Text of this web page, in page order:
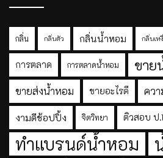
กลิ่น กลิ่นตัว กลิ่นน้ำหอม กลิ่นเห
การตลาด การตลาดน้ำหอม ขาย
ขายส่งน้ำหอม ขายอะไรดี คว
งามดีช้อปปิ้ง จิตวิทยา ติวสอบ ป.1
ทำแบรนด์น้ำหอม